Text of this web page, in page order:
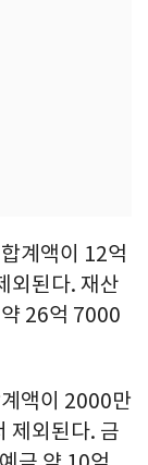
계액이 12억
외된다. 재산
26억 7000
액이 2000만
제외된다. 금